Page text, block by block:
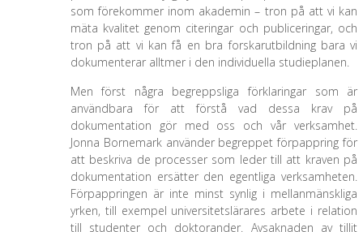
som förekommer inom akademin – tron på att vi kan
mäta kvalitet genom citeringar och publiceringar, och
tron på att vi kan få en bra forskarutbildning bara vi
dokumenterar alltmer i den individuella studieplanen.
Men först några begreppsliga förklaringar som är
användbara för att förstå vad dessa krav på
dokumentation gör med oss och vår verksamhet.
Jonna Bornemark använder begreppet förpappring för
att beskriva de processer som leder till att kraven på
dokumentation ersätter den egentliga verksamheten.
Förpappringen är inte minst synlig i mellanmänskliga
yrken, till exempel universitetslärares arbete i relation
till studenter och doktorander. Avsaknaden av tillit